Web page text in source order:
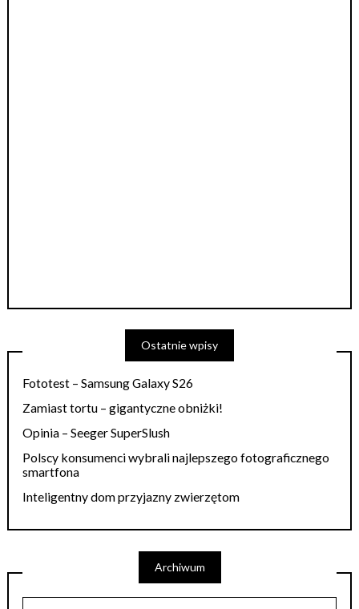
Ostatnie wpisy
Fototest – Samsung Galaxy S26
Zamiast tortu – gigantyczne obniżki!
Opinia – Seeger SuperSlush
Polscy konsumenci wybrali najlepszego fotograficznego
smartfona
Inteligentny dom przyjazny zwierzętom
Archiwum